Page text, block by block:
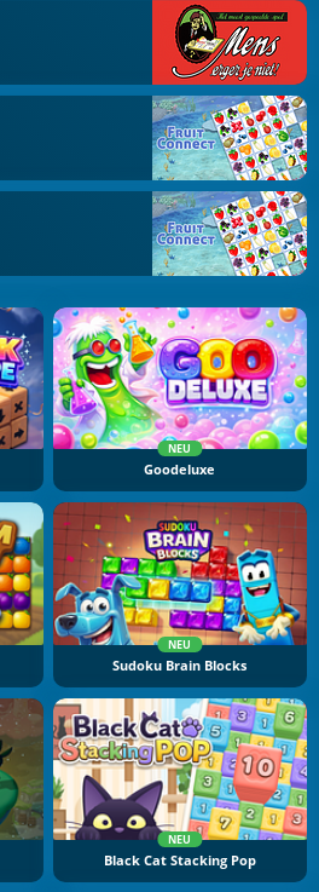
NEU
Goodeluxe
NEU
Sudoku Brain Blocks
NEU
Black Cat Stacking Pop